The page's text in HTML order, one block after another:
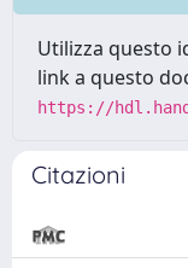
Utilizza questo
link a questo
https://
Citazioni